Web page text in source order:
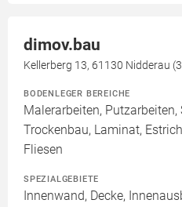
dimov.bau
Kellerberg 13, 61130 Nidderau
BODENLEGER BEREICHE
Malerarbeiten, Putzarbeiten,
Trockenbau, Laminat,
Fliesen
SPEZIALGEBIETE
Innenwand, Decke,